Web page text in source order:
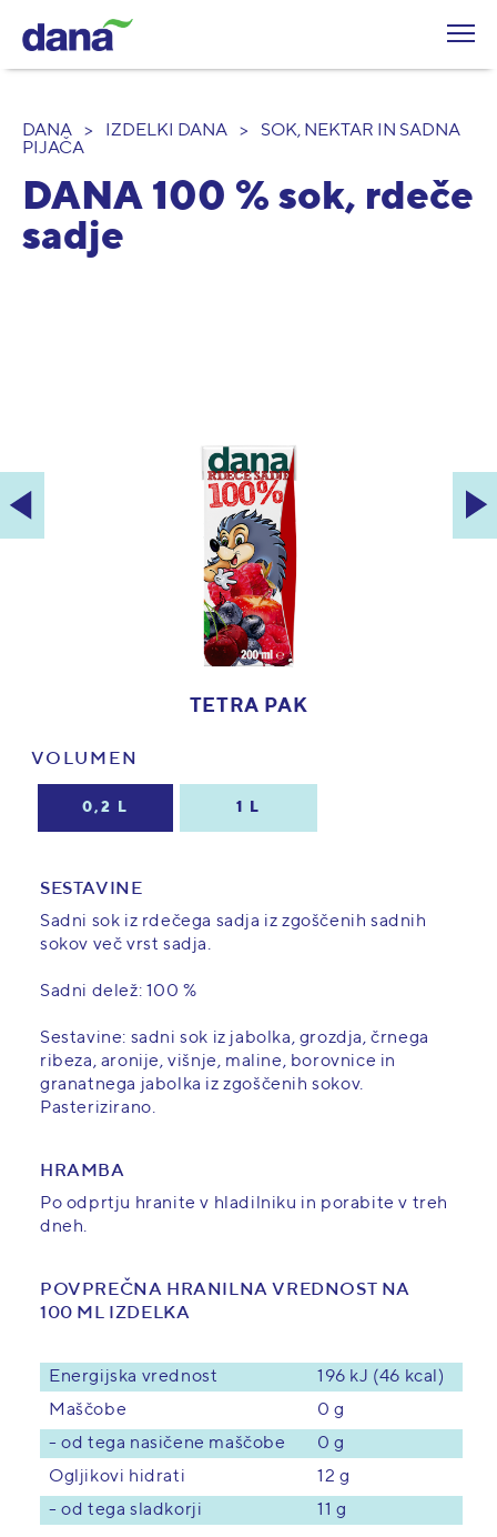
DANA > IZDELKI DANA >
SOK, NEKTAR IN SADNA
PIJAČA
DANA 100 % sok, rdeče
sadje
TETRA PAK
VOLUMEN
0,2 L 1 L
SESTAVINE
Sadni sok iz rdečega sadja iz zgoščenih sadnih
sokov več vrst sadja.
Sadni delež: 100 %
Sestavine: sadni sok iz jabolka, grozdja, črnega
ribeza, aronije, višnje, maline, borovnice in
granatnega jabolka iz zgoščenih sokov.
Pasterizirano.
HRAMBA
Po odprtju hranite v hladilniku in porabite v treh
dneh.
POVPREČNA HRANILNA VREDNOST NA
100 ML IZDELKA
Energijska vrednost
196 kJ (46 kcal)
Maščobe
0 g
- od tega nasičene maščobe
0 g
Ogljikovi hidrati
12 g
- od tega sladkorji
11 g